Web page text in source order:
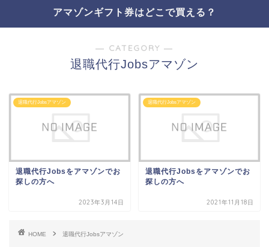
アマゾンギフト券はどこで買える？
― CATEGORY ―
退職代行Jobsアマゾン
退職代行Jobsアマゾン
退職代行Jobsをアマゾンでお
探しの方へ
2023年3月14日
退職代行Jobsアマゾン
退職代行Jobsをアマゾンでお
探しの方へ
2021年11月18日
HOME 退職代行Jobsアマゾン